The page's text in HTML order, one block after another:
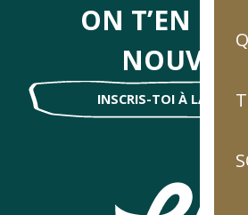
ON T’EN
INSCRIS-TOI À LA